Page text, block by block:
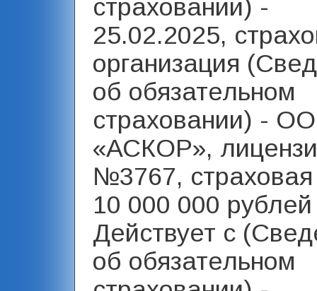
страховании) -
25.02.2025,
организация
об обязательном
страховании) -
«АСКОР»,
№3767,
10 000 000
Действует с
об обязательном